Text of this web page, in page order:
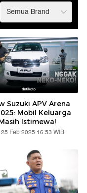
Suzuki APV Arena
Mobil Keluarga
Istimewa!
Feb 2025 16:53 WIB